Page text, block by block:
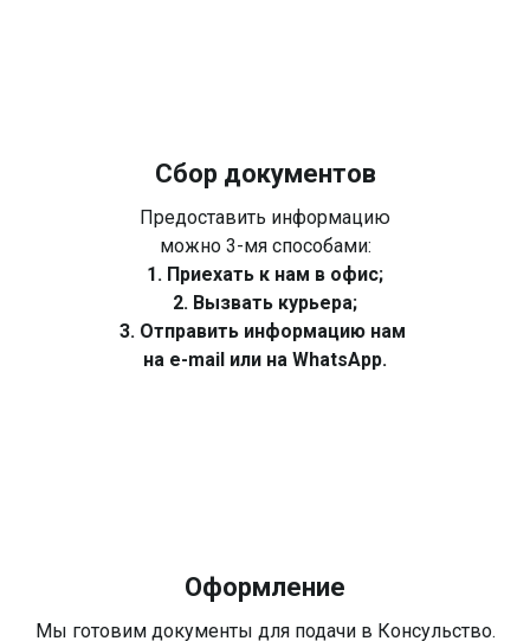
Сбор документов
Предоставить информацию
можно 3-мя способами:
1. Приехать к нам в офис;
2. Вызвать курьера;
3. Отправить информацию нам
на e-mail или на WhatsApp.
Оформление
Мы готовим документы для подачи в Консульство.